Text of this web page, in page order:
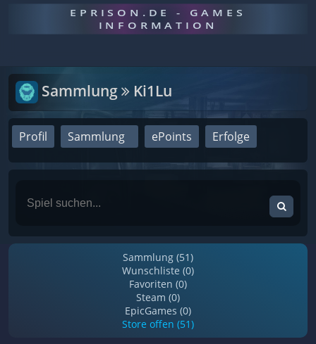
EPRISON.DE - GAMES
INFORMATION
Sammlung Ki1Lu
Profil Sammlung ePoints Erfolge
Sammlung (51)
Wunschliste (0)
Favoriten (0)
Steam (0)
EpicGames (0)
Store offen (51)